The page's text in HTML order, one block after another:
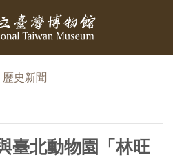
歷史新聞
臺北動物園「林旺